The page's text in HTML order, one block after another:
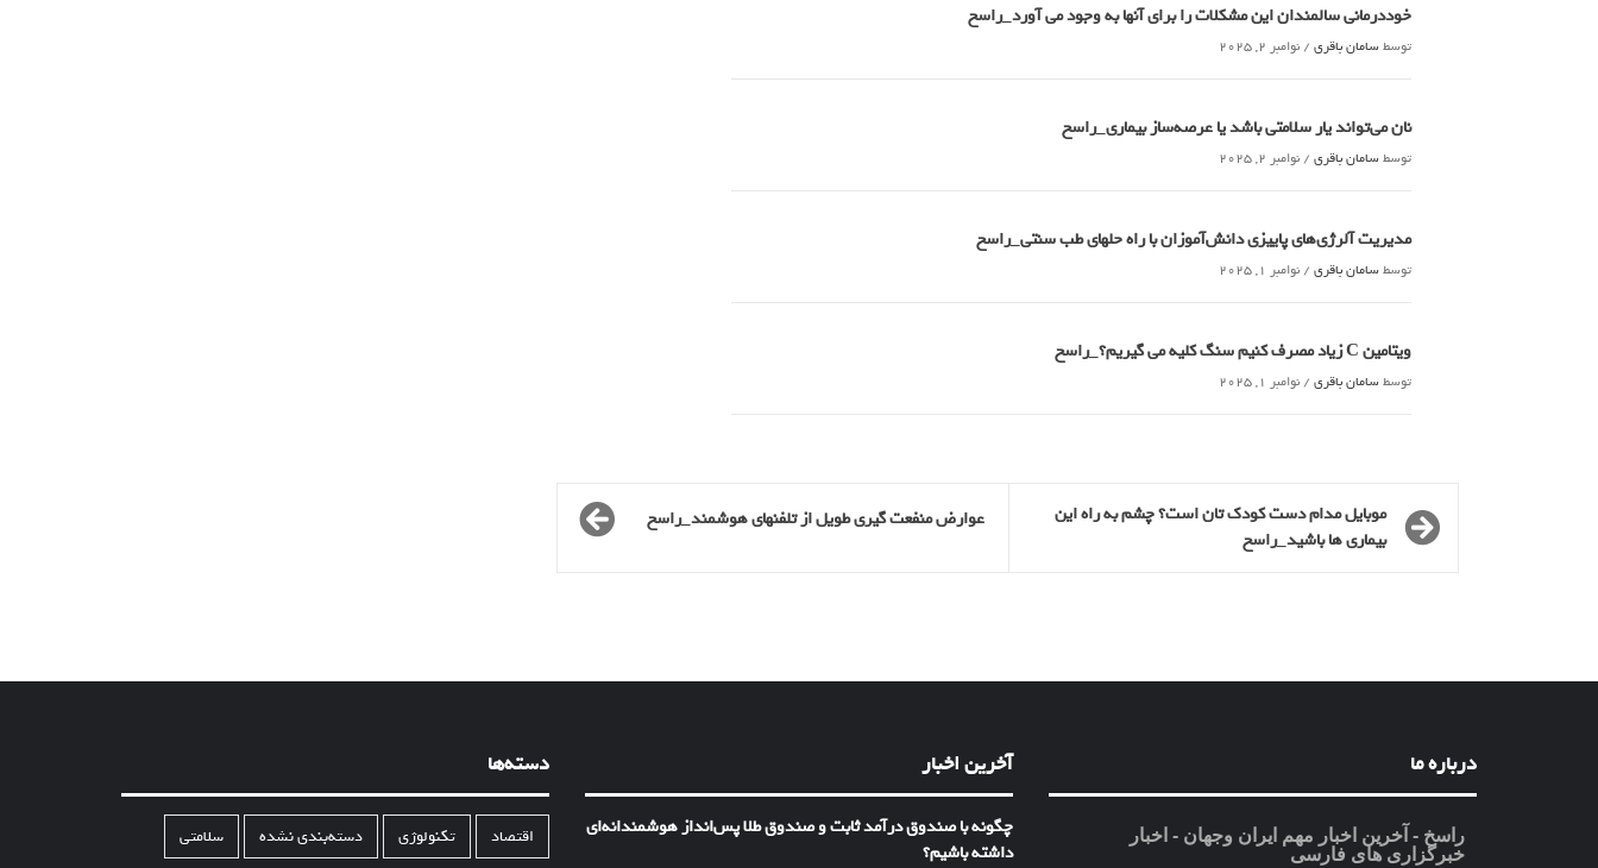
خوددرمانی سالمندان این مشکلات را برای آنها به وجود می آورد_راسخ
توسطسامان باقری / نوامبر 2, 2025
نان می‌تواند یار سلامتی باشد یا عرصه‌ساز بیماری_راسخ
توسطسامان باقری / نوامبر 2, 2025
مدیریت آلرژی‌های پاییزی دانش‌آموزان با راه حلهای طب سنتی_راسخ
توسطسامان باقری / نوامبر 1, 2025
ویتامین C زیاد مصرف کنیم سنگ کلیه می گیریم؟_راسخ
توسطسامان باقری / نوامبر 1, 2025
موبایل مدام دست کودک تان است؟ چشم به راه این
بیماری ها باشید_راسخ
عوارض منفعت گیری طویل از تلفنهای هوشمند_راسخ
درباره ما
راسخ - آخرین اخبار مهم ایران وجهان - اخبار
خبرگزاری های فارسی
آخرین اخبار
چگونه با صندوق درآمد ثابت و صندوق طلا پس‌انداز هوشمندانه‌ای
داشته باشیم؟
دسته‌ها
اقتصاد تکنولوژی دسته‌بندی نشده سلامتی